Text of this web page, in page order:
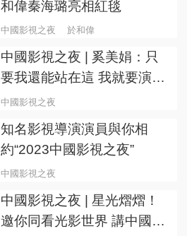
和偉秦海璐亮相紅毯
中國影視之夜 於和偉
中國影視之夜 | 奚美娟：只
要我還能站在這 我就要演下
去
中國影視之夜
知名影視導演演員與你相
約“2023中國影視之夜”
中國影視之夜
中國影視之夜 | 星光熠熠！
邀你同看光影世界 講中國故